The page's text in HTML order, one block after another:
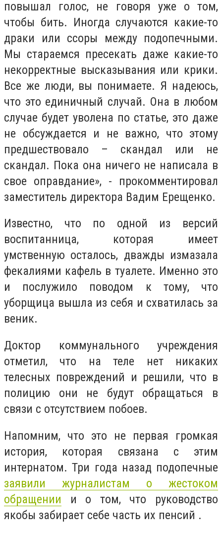
повышал голос, не говоря уже о том,
чтобы бить. Иногда случаются какие-то
драки или ссоры между подопечными.
Мы стараемся пресекать даже какие-то
некорректные высказывания или крики.
Все же люди, вы понимаете. Я надеюсь,
что это единичный случай. Она в любом
случае будет уволена по статье, это даже
не обсуждается и не важно, что этому
предшествовало – скандал или не
скандал. Пока она ничего не написала в
свое оправдание», - прокомментировал
заместитель директора Вадим Ерещенко.
Известно, что по одной из версий
воспитанница, которая имеет
умственную осталось, дважды измазала
фекалиями кафель в туалете. Именно это
и послужило поводом к тому, что
уборщица вышла из себя и схватилась за
веник.
Доктор коммунального учреждения
отметил, что на теле нет никаких
телесных повреждений и решили, что в
полицию они не будут обращаться в
связи с отсутствием побоев.
Напомним, что это не первая громкая
история, которая связана с этим
интернатом. Три года назад подопечные
заявили журналистам о жестоком
обращении и о том, что руководство
якобы забирает себе часть их пенсий .